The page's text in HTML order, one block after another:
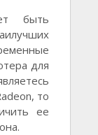
быть
для
то
ее